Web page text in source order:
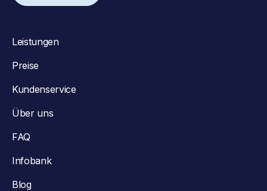
Leistungen
Preise
Kundenservice
Über uns
FAQ
Infobank
Blog